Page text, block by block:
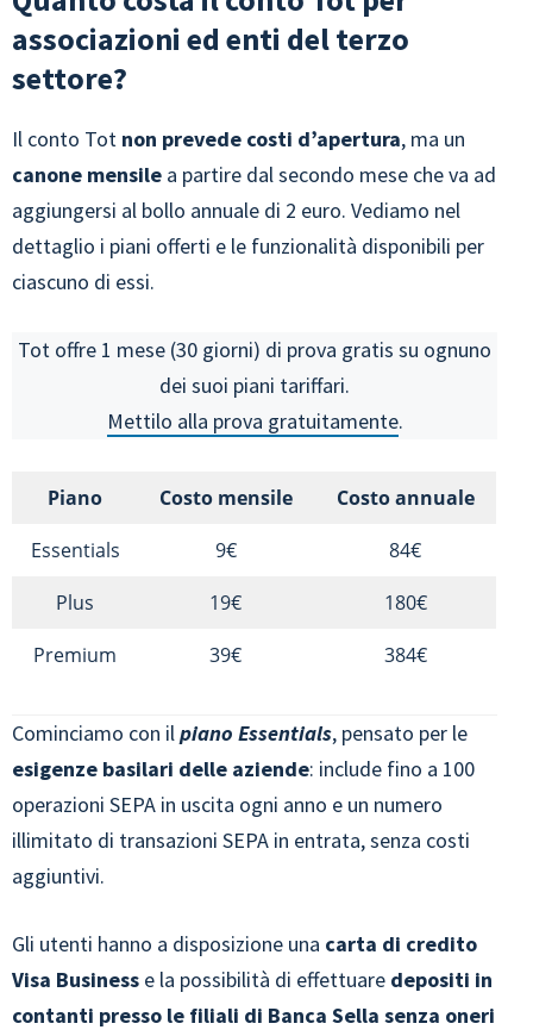
associazioni ed enti del terzo
settore?
Il conto Tot non prevede costi d’apertura, ma un
canone mensile a partire dal secondo mese che va ad
aggiungersi al bollo annuale di 2 euro. Vediamo nel
dettaglio i piani offerti e le funzionalità disponibili per
ciascuno di essi.
Tot offre 1 mese (30 giorni) di prova gratis su ognuno
dei suoi piani tariffari.
Mettilo alla prova gratuitamente.
Piano Costo mensile
Costo annuale
Essentials
9€
84€
Plus
19€
180€
Premium
39€ 384€
Cominciamo con ilpiano Essentials, pensato per le
esigenze basilari delle aziende: include fino a 100
operazioni SEPA in uscita ogni anno e un numero
illimitato di transazioni SEPA in entrata, senza costi
aggiuntivi.
Gli utenti hanno a disposizione una carta di credito
Visa Business e la possibilità di effettuare depositi in
contanti presso le filiali di Banca Sella senza oneri